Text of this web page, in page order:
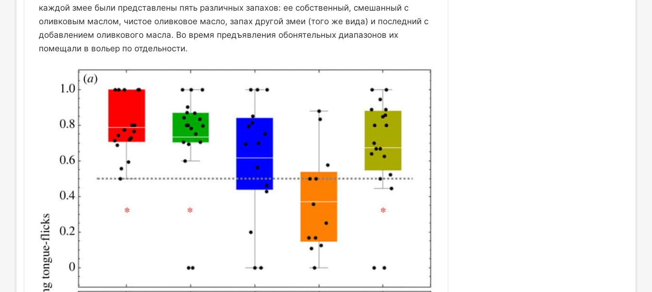
каждой змее были представлены пять различных запахов: ее собственный, смешанный с
оливковым маслом, чистое оливковое масло, запах другой змеи (того же вида) и последний с
добавлением оливкового масла. Во время предъявления обонятельных диапазонов их
помещали в вольер по отдельности.